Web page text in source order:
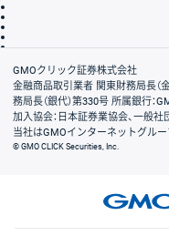
会社案内
GMOクリック証券株式会社
金融商品取引業者 関東財務局長（
務局長（銀代）第330号 所属銀行
加入協会：日本証券業協会、一般
当社はGMOインターネットグルー
© GMO CLICK Securities, Inc.